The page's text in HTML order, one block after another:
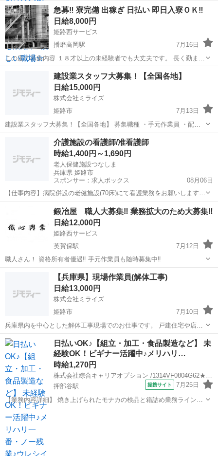
ンとオフをきっちり切り替えたい方にオススメ！ ≪女性も活躍できる
職場≫ もちろん男性の応募も歓迎です！ ≪週休2日制≫ 週末は家族や
友...
兵庫 姫路市 竜野駅 建築
急募‼️ 寮完備 出稼ぎ 日払い 即日入寮ＯＫ‼️
日給8,000円
姫路西サービス
播磨高岡駅
7月16日
この度の募集内容 １８才以上の未経験者でも大丈夫です。 長く勤まる
方 鍛冶屋、仕上屋、溶接屋さん ベテランさん まずは面接から！ 面接
担当オオシマ 080 3771 1248 ラインID te...
姫路市 播磨高岡駅 鳶職
建設業スタッフ大募集！【全国各地】
日給15,000円
株式会社ミライズ
姫路市
7月13日
建設業スタッフ大募集！【全国各地】 募集職種 ・手元作業員 ・配管
工 ・プラント工事スタッフ ・熱工 ・溶接工 経験者・未経験者ともに
歓迎！ 経験や資格がなくても大丈夫！ こんな方を歓迎します！ ・し
っかり稼ぎたい方 ...
建築
介護施設の看護師/准看護師
時給1,400円～1,690円
老人保健施設つなしま
兵庫県 姫路市
スポンサー：求人ボックス
08月06日
【仕事内容】病院併設の老健施設(70床)にて看護業務をお願いします。
・入居者様の健康管理業務(体調確認、バイタルなど)、医師の指示に基
づく医療行為(経管栄養、喀痰吸引、点滴、褥瘡の処置、インスリン注
射など) ・服薬管理・介助、診...
アルバイト・パート
鍛冶屋 職人大募集‼︎ 業務拡大のため大募集‼︎
日給12,000円
姫路西サービス
英賀保駅
7月12日
職人さん！ 資格所有者優遇‼︎ 手元作業員も随時募集中‼︎
英賀保駅 その他 鍛冶屋
【兵庫県】現場作業員(解体工事)
日給13,000円
株式会社ミライズ
姫路市
7月10日
兵庫県内を中心とした解体工事現場でのお仕事です。 戸建住宅や店
舗、建物などの解体工事に伴う現場作業をお任せします。主な業務
は、解体作業、廃材の分別・搬出、現場の片付け・清掃などです。 未
経験の方でも、一から丁寧に指導しま...
兵庫 姫路市 その他 現場作業員
日払いOK♪【組立・加工・食品製造など】 未
経験OK！ビギナー活躍中♪メリハリ…
時給1,270円
株式会社綜合キャリアオプション /1314VF0804G62★79-N
押部谷駅
提携サイト 7月25日
【業務内容詳細】 焼き上げられたモナカの検品と箱詰め業務ラインで
流れてくるモナカを10枚近くあつめ箱詰めを行う 【取扱製品情報】 モ
ナカ 女性が多めの職場です♪ キバツ過ぎなければ髪色・髪型は自由！
あなたの...
兵庫